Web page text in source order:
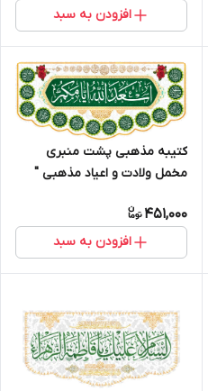
افزودن به سبد
کتیبه مذهبی پشت منبری
مخمل ولادت و اعیاد مذهبی "
451,000
افزودن به سبد